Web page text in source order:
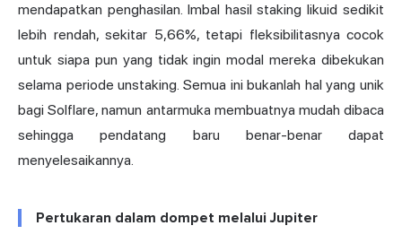
mendapatkan penghasilan. Imbal hasil staking likuid sedikit
lebih rendah, sekitar 5,66%, tetapi fleksibilitasnya cocok
untuk siapa pun yang tidak ingin modal mereka dibekukan
selama periode unstaking. Semua ini bukanlah hal yang unik
bagi Solflare, namun antarmuka membuatnya mudah dibaca
sehingga pendatang baru benar-benar dapat
menyelesaikannya.
Pertukaran dalam dompet melalui Jupiter